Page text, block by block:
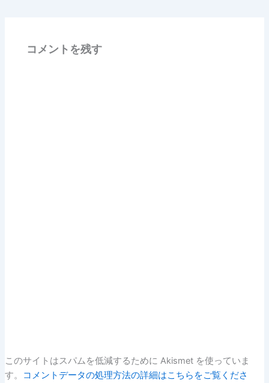
コメントを残す
このサイトはスパムを低減するために Akismet を使っていま
す。
コメントデータの処理方法の詳細はこちらをご覧くださ